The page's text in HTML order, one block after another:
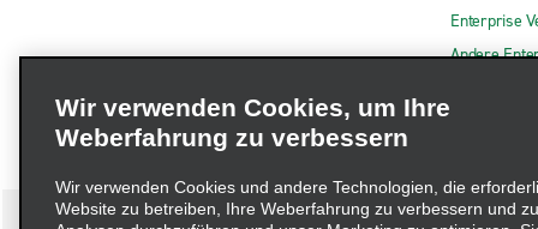
Enterprise
Andere
Wir verwenden Cookies, um Ihre
Weberfahrung zu verbessern
Wir verwenden Cookies und andere Technologien, die
Website zu betreiben, Ihre Weberfahrung zu verbessern und